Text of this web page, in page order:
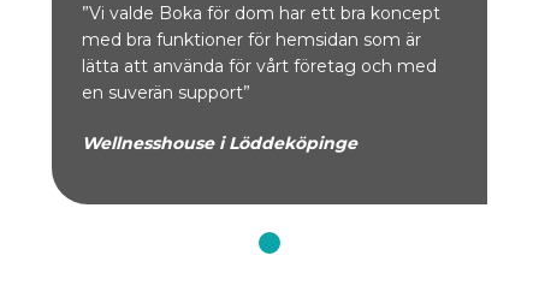
”Vi valde Boka för dom har ett bra koncept
med bra funktioner för hemsidan som är
lätta att använda för vårt företag och med
en suverän support”
Wellnesshouse i Löddeköpinge